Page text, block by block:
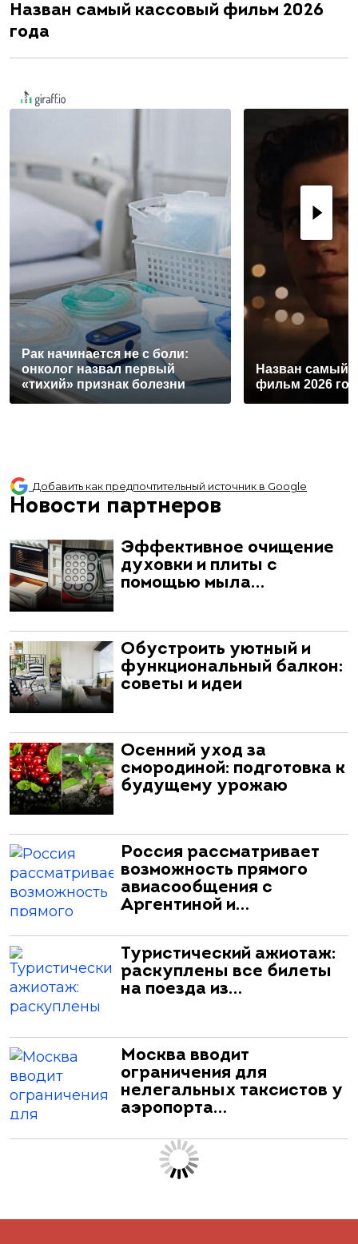
Назван самый кассовый фильм 2026
года
Рак начинается не с боли:
онколог назвал первый
«тихий» признак болезни
Назван самый
фильм 2026
Добавить как предпочтительный источник в Google
Новости партнеров
Эффективное очищение
духовки и плиты с
помощью мыла…
Обустроить уютный и
функциональный балкон:
советы и идеи
Осенний уход за
смородиной: подготовка к
будущему урожаю
Россия рассматривает
возможность прямого
авиасообщения с
Аргентиной и…
Туристический ажиотаж:
раскуплены все билеты
на поезда из…
Москва вводит
ограничения для
нелегальных таксистов у
аэропорта…